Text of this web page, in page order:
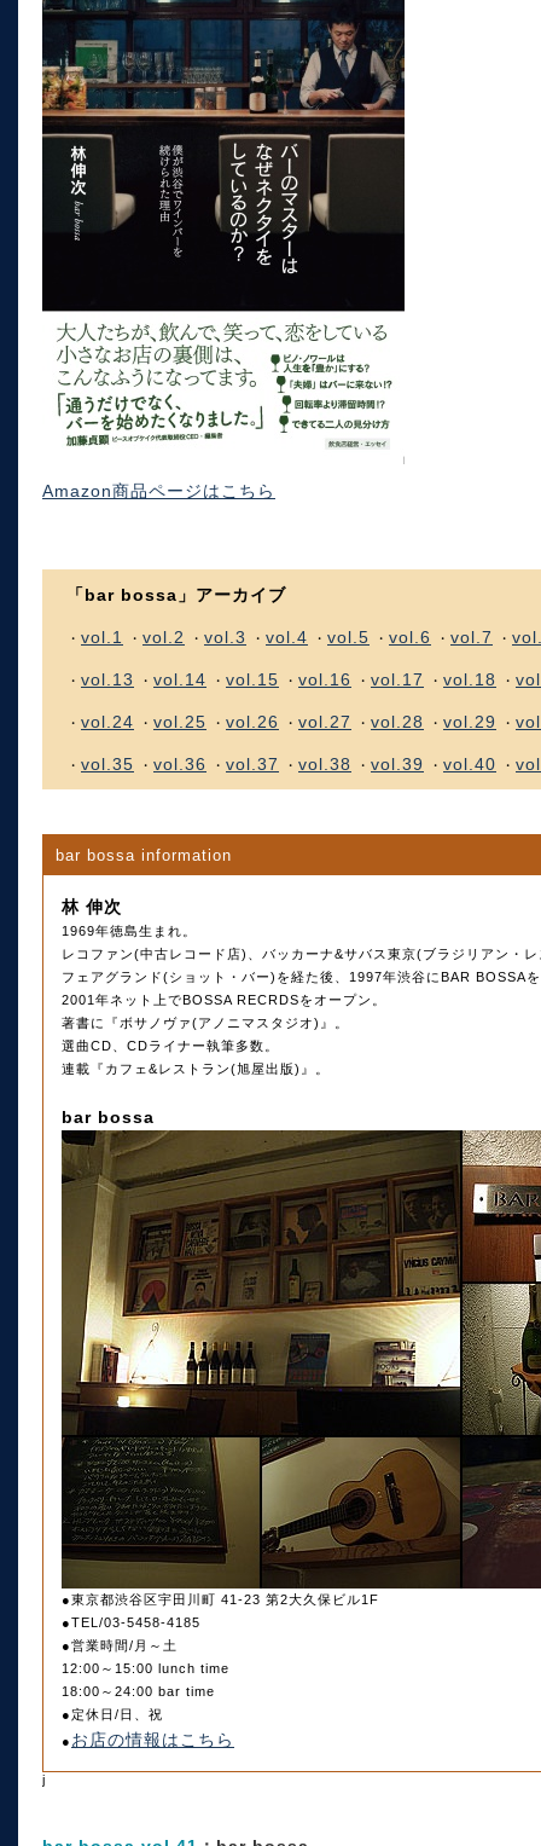
Amazon商品ページはこちら
「bar bossa」アーカイブ
・ vol.1 ・ vol.2 ・ vol.3 ・ vol.4 ・ vol.5 ・ vol.6 ・ vol.7 ・
・ vol.13 ・ vol.14 ・ vol.15 ・ vol.16 ・ vol.17 ・ vol.18 ・
・ vol.24 ・ vol.25 ・ vol.26 ・ vol.27 ・ vol.28 ・ vol.29 ・
・ vol.35 ・ vol.36 ・ vol.37 ・ vol.38 ・ vol.39 ・ vol.40 ・
bar bossa information
林 伸次
1969年徳島生まれ。
レコファン(中古レコード店)、バッカーナ&サバス東京(ブラジリアン・
フェアグランド(ショット・バー)を経た後、1997年渋谷にBAR BOSSA
2001年ネット上でBOSSA RECRDSをオープン。
著書に『ボサノヴァ(アノニマスタジオ)』。
選曲CD、CDライナー執筆多数。
連載『カフェ&レストラン(旭屋出版)』。
bar bossa
●東京都渋谷区宇田川町 41-23 第2大久保ビル1F
●TEL/03-5458-4185
●営業時間/月～土
12:00～15:00 lunch time
18:00～24:00 bar time
●定休日/日、祝
● お店の情報はこちら
j